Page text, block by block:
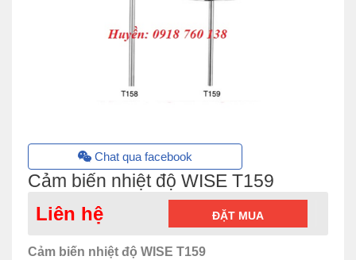
Chat qua facebook
Cảm biến nhiệt độ WISE T159
Liên hệ ĐẶT MUA
Cảm biến nhiệt độ WISE T159